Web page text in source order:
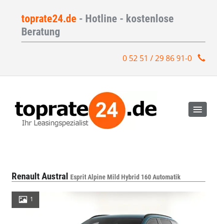
toprate24.de - Hotline - kostenlose
Beratung
0 52 51 / 29 86 91-0
Renault Austral Esprit Alpine Mild Hybrid 160 Automatik
1